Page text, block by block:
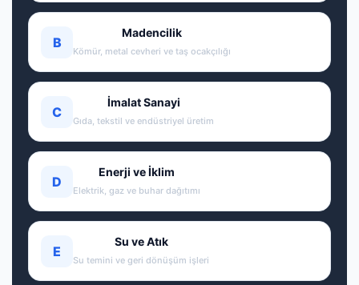
B
Madencilik
Kömür, metal cevheri ve taş ocakçılığı
C
İmalat Sanayi
Gıda, tekstil ve endüstriyel üretim
D
Enerji ve İklim
Elektrik, gaz ve buhar dağıtımı
E
Su ve Atık
Su temini ve geri dönüşüm işleri